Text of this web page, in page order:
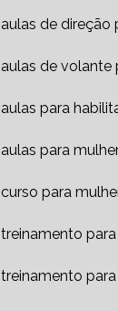
aulas de direção
aulas de volante
aulas para
aulas para
curso para
treinamento
treinamento